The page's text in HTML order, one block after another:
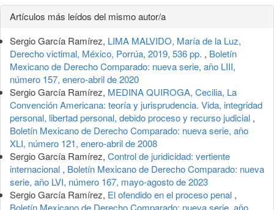
Detalles
del
artículo
Artículos más leídos del mismo autor/a
Sergio García Ramírez, LIMA MALVIDO, María de la Luz,
Derecho victimal, México, Porrúa, 2019, 536 pp. , Boletín
Mexicano de Derecho Comparado: nueva serie, año LIII,
número 157, enero-abril de 2020
Sergio García Ramírez, MEDINA QUIROGA, Cecilia, La
Convención Americana: teoría y jurisprudencia. Vida, integridad
personal, libertad personal, debido proceso y recurso judicial ,
Boletín Mexicano de Derecho Comparado: nueva serie, año
XLI, número 121, enero-abril de 2008
Sergio García Ramírez, Control de juridicidad: vertiente
internacional , Boletín Mexicano de Derecho Comparado: nueva
serie, año LVI, número 167, mayo-agosto de 2023
Sergio García Ramírez, El ofendido en el proceso penal ,
Boletín Mexicano de Derecho Comparado: nueva serie, año